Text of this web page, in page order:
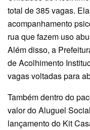
total de 385 vagas.
acompanhamento
rua que fazem uso
Além disso, a
de Acolhimento
vagas voltadas para
Também dentro do
valor do Aluguel
lançamento do Kit